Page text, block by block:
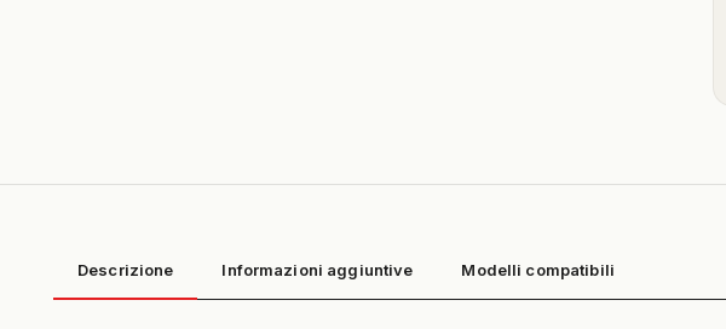
Descrizione Informazioni aggiuntive Modelli compatibili